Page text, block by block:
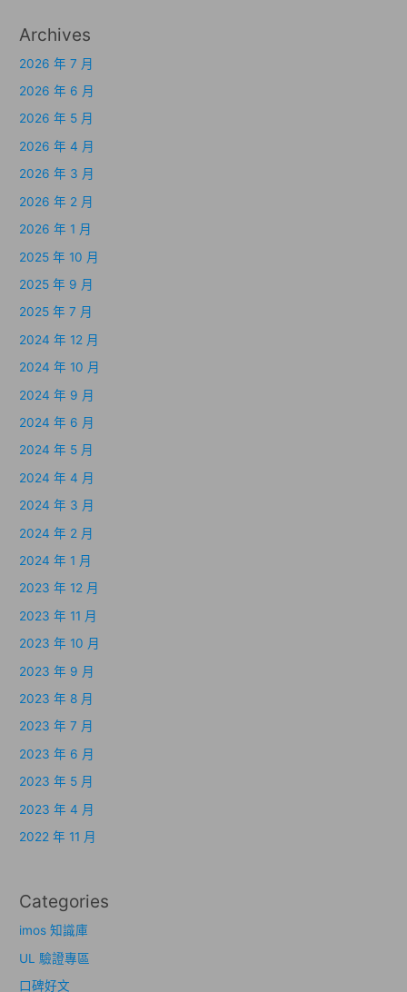
Archives
2026 年 7 月
2026 年 6 月
2026 年 5 月
2026 年 4 月
2026 年 3 月
2026 年 2 月
2026 年 1 月
2025 年 10 月
2025 年 9 月
2025 年 7 月
2024 年 12 月
2024 年 10 月
2024 年 9 月
2024 年 6 月
2024 年 5 月
2024 年 4 月
2024 年 3 月
2024 年 2 月
2024 年 1 月
2023 年 12 月
2023 年 11 月
2023 年 10 月
2023 年 9 月
2023 年 8 月
2023 年 7 月
2023 年 6 月
2023 年 5 月
2023 年 4 月
2022 年 11 月
Categories
imos 知識庫
UL 驗證專區
口碑好文